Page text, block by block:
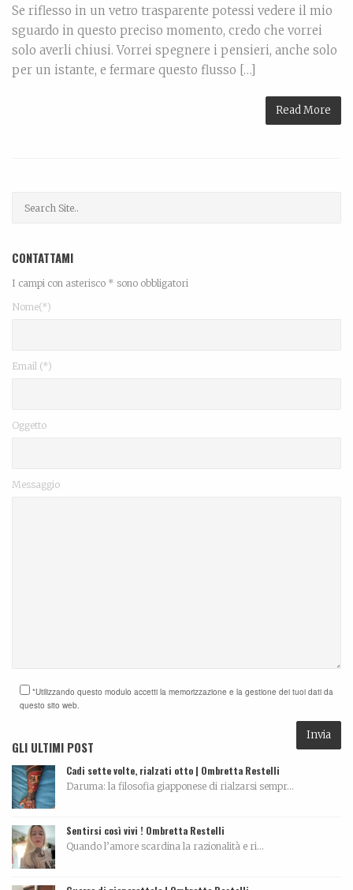
Se riflesso in un vetro trasparente potessi vedere il mio
sguardo in questo preciso momento, credo che vorrei
solo averli chiusi. Vorrei spegnere i pensieri, anche solo
per un istante, e fermare questo flusso […]
Read More
CONTATTAMI
I campi con asterisco * sono obbligatori
Nome(*)
Email (*)
Oggetto
Messaggio
*Utilizzando questo modulo accetti la memorizzazione e la gestione dei tuoi dati da
questo sito web.
GLI ULTIMI POST
Cadi sette volte, rialzati otto | Ombretta Restelli
Daruma: la filosofia giapponese di rialzarsi sempr...
Sentirsi così vivi ! Ombretta Restelli
Quando l’amore scardina la razionalità e ri...